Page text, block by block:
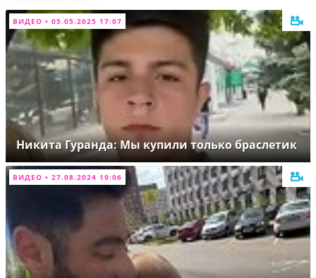
ВИДЕО • 05.05.2025 17:07
Никита Гуранда: Мы купили только браслетик
ВИДЕО • 27.08.2024 19:06